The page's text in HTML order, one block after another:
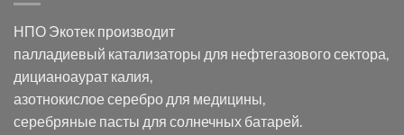
оксида
в
электролите
калий
дицианоаурат–
гексацианоферрата
НПО Экотек производит
палладиевый катализаторы для нефтегазового сектора,
дицианоаурат калия,
азотнокислое серебро для медицины,
серебряные пасты для солнечных батарей.